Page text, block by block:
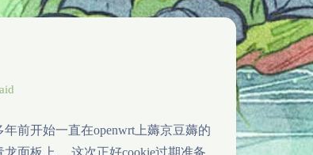
前开始一直在openwrt上薅京豆薅的